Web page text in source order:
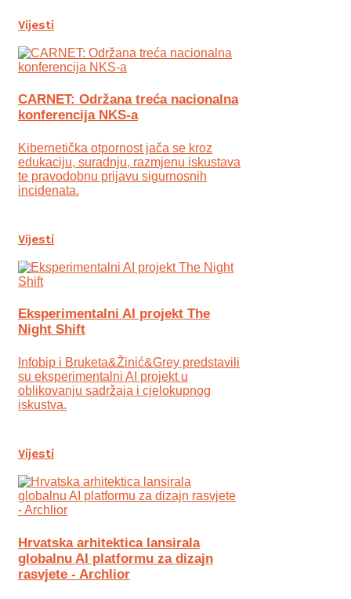
Vijesti
CARNET: Održana treća nacionalna
konferencija NKS-a
Kibernetička otpornost jača se kroz
edukaciju, suradnju, razmjenu iskustava
te pravodobnu prijavu sigurnosnih
incidenata.
Vijesti
Eksperimentalni AI projekt The
Night Shift
Infobip i Bruketa&Žinić&Grey predstavili
su eksperimentalni AI projekt u
oblikovanju sadržaja i cjelokupnog
iskustva.
Vijesti
Hrvatska arhitektica lansirala
globalnu AI platformu za dizajn
rasvjete - Archlior